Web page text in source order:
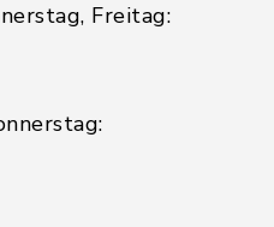
Freitag: